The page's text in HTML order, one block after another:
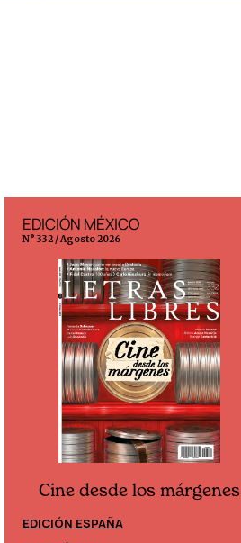
EDICIÓN MÉXICO
N° 332 / Agosto 2026
Cine desde los márgenes
EDICIÓN ESPAÑA